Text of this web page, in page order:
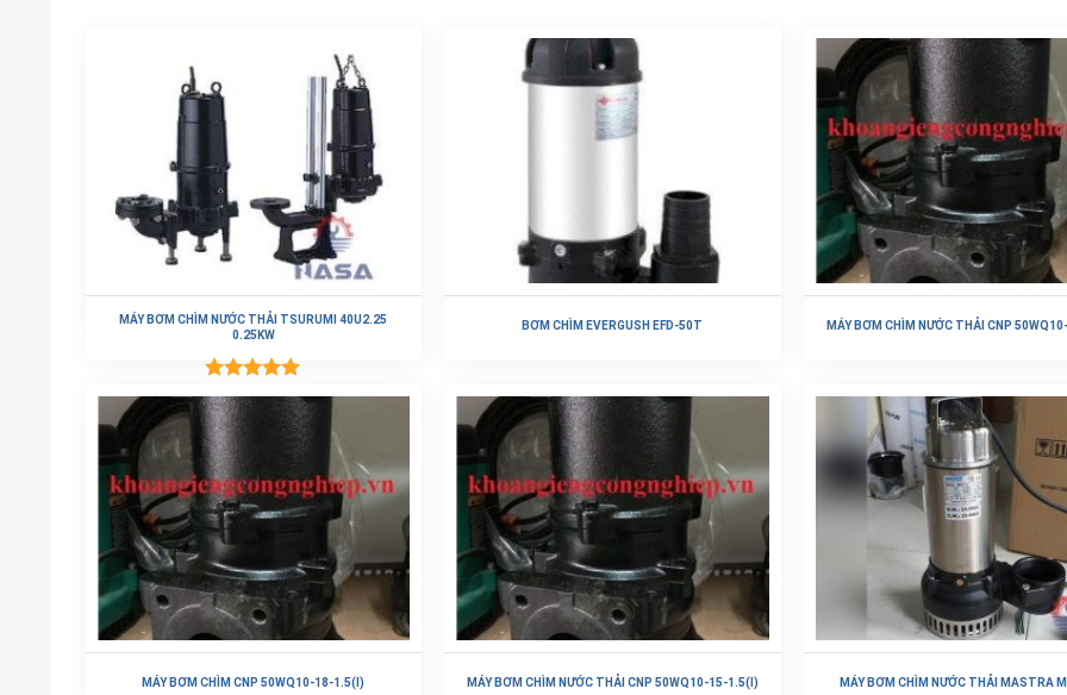
MÁY BƠM CHÌM NƯỚC THẢI TSURUMI 40U2.25
0.25KW
Được xếp
hạng
5 sao
Đọc tiếp
BƠM CHÌM EVERGUSH EFD-50T
Đọc tiếp
MÁY BƠM CHÌM NƯỚC THẢI CNP
Đọc tiếp
MÁY BƠM CHÌM CNP 50WQ10-18-1.5(I) MÁY BƠM CHÌM NƯỚC THẢI CNP 50WQ10-15-1.5(I) MÁY BƠM CHÌM NƯỚC THẢI MASTRA